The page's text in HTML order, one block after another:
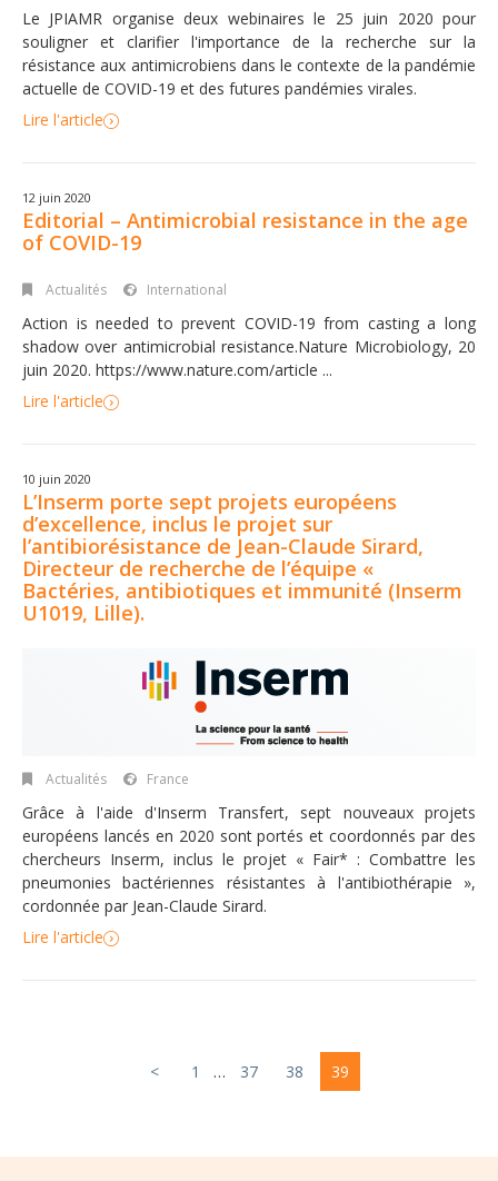
Le JPIAMR organise deux webinaires le 25 juin 2020 pour
souligner et clarifier l'importance de la recherche sur la
résistance aux antimicrobiens dans le contexte de la pandémie
actuelle de COVID-19 et des futures pandémies virales.
Lire l'article
12 juin 2020
Editorial – Antimicrobial resistance in the age
of COVID-19
Actualités International
Action is needed to prevent COVID-19 from casting a long
shadow over antimicrobial resistance.Nature Microbiology, 20
juin 2020. https://www.nature.com/article ...
Lire l'article
10 juin 2020
L’Inserm porte sept projets européens
d’excellence, inclus le projet sur
l’antibiorésistance de Jean-Claude Sirard,
Directeur de recherche de l’équipe «
Bactéries, antibiotiques et immunité (Inserm
U1019, Lille).
Actualités France
Grâce à l'aide d'Inserm Transfert, sept nouveaux projets
européens lancés en 2020 sont portés et coordonnés par des
chercheurs Inserm, inclus le projet « Fair* : Combattre les
pneumonies bactériennes résistantes à l'antibiothérapie »,
cordonnée par Jean-Claude Sirard.
Lire l'article
< 1 … 37 38 39